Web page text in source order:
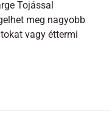
Tojással
meg nagyobb
vagy éttermi